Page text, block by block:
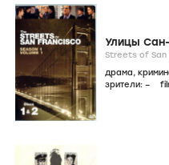
Улицы
драма,
зрители: –